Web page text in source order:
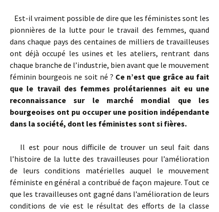
Est-il vraiment possible de dire que les féministes sont les
pionnières de la lutte pour le travail des femmes, quand
dans chaque pays des centaines de milliers de travailleuses
ont déjà occupé les usines et les ateliers, rentrant dans
chaque branche de l’industrie, bien avant que le mouvement
féminin bourgeois ne soit né ? Ce n’est que grâce au fait
que le travail des femmes prolétariennes ait eu une
reconnaissance sur le marché mondial que les
bourgeoises ont pu occuper une position indépendante
dans la société, dont les féministes sont si fières.
Il est pour nous difficile de trouver un seul fait dans
l’histoire de la lutte des travailleuses pour l’amélioration
de leurs conditions matérielles auquel le mouvement
féministe en général a contribué de façon majeure. Tout ce
que les travailleuses ont gagné dans l’amélioration de leurs
conditions de vie est le résultat des efforts de la classe